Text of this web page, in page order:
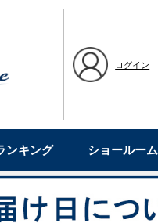
ログイン
ンキング ショールーム